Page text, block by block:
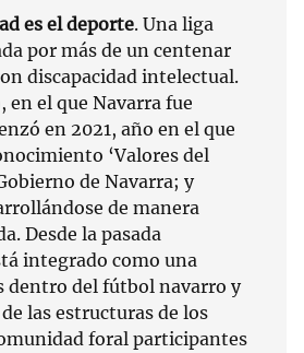
es el deporte. Una liga
por más de un centenar
discapacidad intelectual.
en el que Navarra fue
en 2021, año en el que
‘Valores del
de Navarra; y
de manera
Desde la pasada
integrado como una
dentro del fútbol navarro y
las estructuras de los
foral participantes